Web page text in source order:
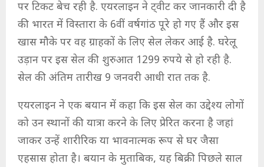
पर टिकट बेच रही है. एयरलाइन ने ट्वीट कर जानकारी दी है
की भारत में विस्तारा के 6वीं वर्षगांठ पूरे हो गए हैं और इस
खास मौके पर वह ग्राहकों के लिए सेल लेकर आई है. घरेलू
उड़ान पर इस सेल की शुरुआत 1299 रुपये से हो रही है.
सेल की अंतिम तारीख 9 जनवरी आधी रात तक है.
एयरलाइन ने एक बयान में कहा कि इस सेल का उद्देश्य लोगों
को उन स्थानों की यात्रा करने के लिए प्रेरित करना है जहां
जाकर उन्हें शारीरिक या भावनात्मक रूप से घर जैसा
एहसास होता है। बयान के मुताबिक, यह बिक्री पिछले साल